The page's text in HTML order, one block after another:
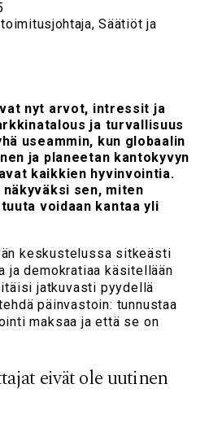
Säätiöt ja
nyt arvot, intressit ja
ja turvallisuus
useammin, kun globaalin
ja planeetan kantokyvyn
kaikkien hyvinvointia.
sen, miten
voidaan kantaa yli
keskustelussa sitkeästi
ja demokratiaa käsitellään
jatkuvasti pyydellä
päinvastoin: tunnustaa
maksaa ja että se on
eivät ole uutinen